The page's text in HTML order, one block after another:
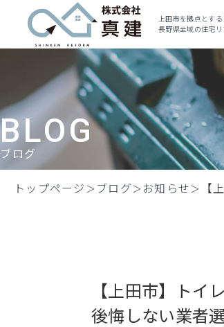
上田市を拠点とす
長野県全域の住宅
BLOG
ブログ
トップページ ブログ お知らせ 【
【上田市】トイ
後悔しない業者